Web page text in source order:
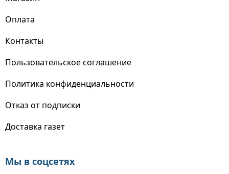
Оплата
Контакты
Пользовательское соглашение
Политика конфиденциальности
Отказ от подписки
Доставка газет
Мы в соцсетях